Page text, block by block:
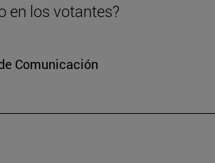
en los votantes?
Comunicación